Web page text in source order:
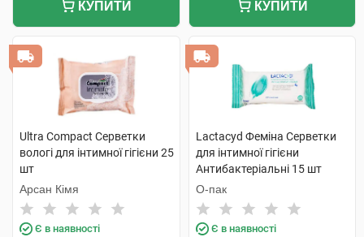
КУПИТИ КУПИТИ
Ultra Compact Серветки
вологі для інтимної гігієни 25
шт
Арсан Кімя
Є в наявності
Lactacyd Феміна Серветки
для інтимної гігієни
Антибактеріальні 15 шт
О-пак
Є в наявності